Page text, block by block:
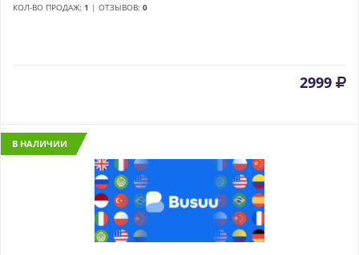
КОЛ-ВО ПРОДАЖ: 1 | ОТЗЫВОВ: 0
2999
В НАЛИЧИИ